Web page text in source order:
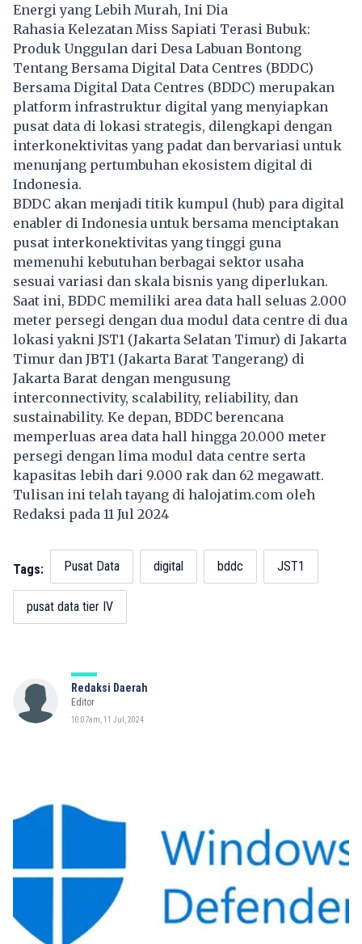
Energi yang Lebih Murah, Ini Dia
Rahasia Kelezatan Miss Sapiati Terasi Bubuk:
Produk Unggulan dari Desa Labuan Bontong
Tentang Bersama Digital Data Centres (BDDC)
Bersama Digital Data Centres (BDDC) merupakan
platform infrastruktur digital yang menyiapkan
pusat data di lokasi strategis, dilengkapi dengan
interkonektivitas yang padat dan bervariasi untuk
menunjang pertumbuhan ekosistem digital di
Indonesia.
BDDC akan menjadi titik kumpul (hub) para digital
enabler di Indonesia untuk bersama menciptakan
pusat interkonektivitas yang tinggi guna
memenuhi kebutuhan berbagai sektor usaha
sesuai variasi dan skala bisnis yang diperlukan.
Saat ini, BDDC memiliki area data hall seluas 2.000
meter persegi dengan dua modul data centre di dua
lokasi yakni JST1 (Jakarta Selatan Timur) di Jakarta
Timur dan JBT1 (Jakarta Barat Tangerang) di
Jakarta Barat dengan mengusung
interconnectivity, scalability, reliability, dan
sustainability. Ke depan, BDDC berencana
memperluas area data hall hingga 20.000 meter
persegi dengan lima modul data centre serta
kapasitas lebih dari 9.000 rak dan 62 megawatt.
Tulisan ini telah tayang di halojatim.com oleh
Redaksi pada 11 Jul 2024
Tags: Pusat Data digital bddc JST1
pusat data tier IV
Redaksi Daerah
Editor
10:07am, 11 Jul, 2024